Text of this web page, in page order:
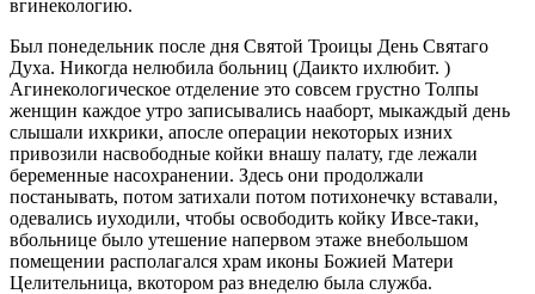
вгинекологию.
Был понедельник после дня Святой Троицы День Святаго
Духа. Никогда нелюбила больниц (Даикто ихлюбит. )
Агинекологическое отделение это совсем грустно Толпы
женщин каждое утро записывались нааборт, мыкаждый день
слышали ихкрики, апосле операции некоторых изних
привозили насвободные койки внашу палату, где лежали
беременные насохранении. Здесь они продолжали
постанывать, потом затихали потом потихонечку вставали,
одевались иуходили, чтобы освободить койку Ивсе-таки,
вбольнице было утешение напервом этаже внебольшом
помещении располагался храм иконы Божией Матери
Целительница, вкотором раз внеделю была служба.